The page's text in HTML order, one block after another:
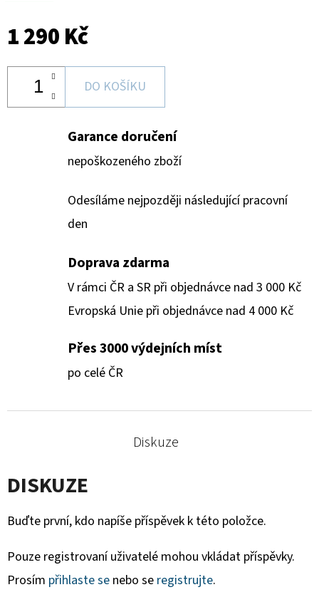
1 290 Kč
DO KOŠÍKU
Garance doručení
nepoškozeného zboží
Odesíláme nejpozději následující pracovní
den
Doprava zdarma
V rámci ČR a SR při objednávce nad 3 000 Kč
Evropská Unie při objednávce nad 4 000 Kč
Přes 3000 výdejních míst
po celé ČR
Diskuze
DISKUZE
Buďte první, kdo napíše příspěvek k této položce.
Pouze registrovaní uživatelé mohou vkládat příspěvky.
Prosím přihlaste se nebo se registrujte.